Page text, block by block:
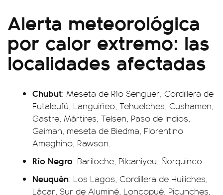
Alerta meteorológica
por calor extremo: las
localidades afectadas
Chubut: Meseta de Río Senguer, Cordillera de
Futaleufú, Languiñeo, Tehuelches, Cushamen,
Gastre, Mártires, Telsen, Paso de Indios,
Gaiman, meseta de Biedma, Florentino
Ameghino, Rawson.
Río Negro: Bariloche, Pilcaniyeu, Ñorquinco.
Neuquén: Los Lagos, Cordillera de Huiliches,
Lácar, Sur de Aluminé, Loncopué, Picunches,